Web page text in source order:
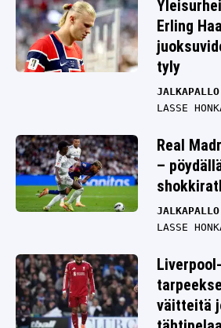
Erling
tyly
JALKAPALLO
LASSE
Real
–
JALKAPALLO
LASSE
väitteitä